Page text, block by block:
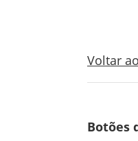
Voltar
Botões